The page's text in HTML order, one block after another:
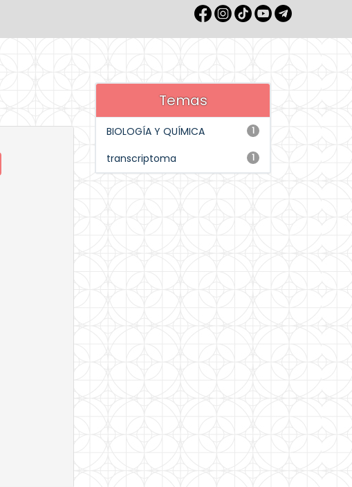
Temas
1
BIOLOGÍA Y QUÍMICA
1
transcriptoma